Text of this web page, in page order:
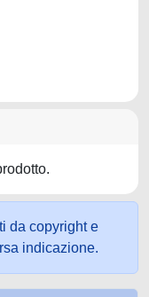
da copyright e
indicazione.